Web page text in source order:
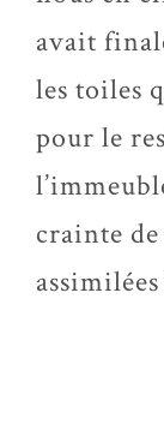
avait
les toiles
pour le
crainte